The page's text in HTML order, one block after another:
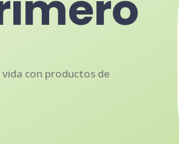
con productos de